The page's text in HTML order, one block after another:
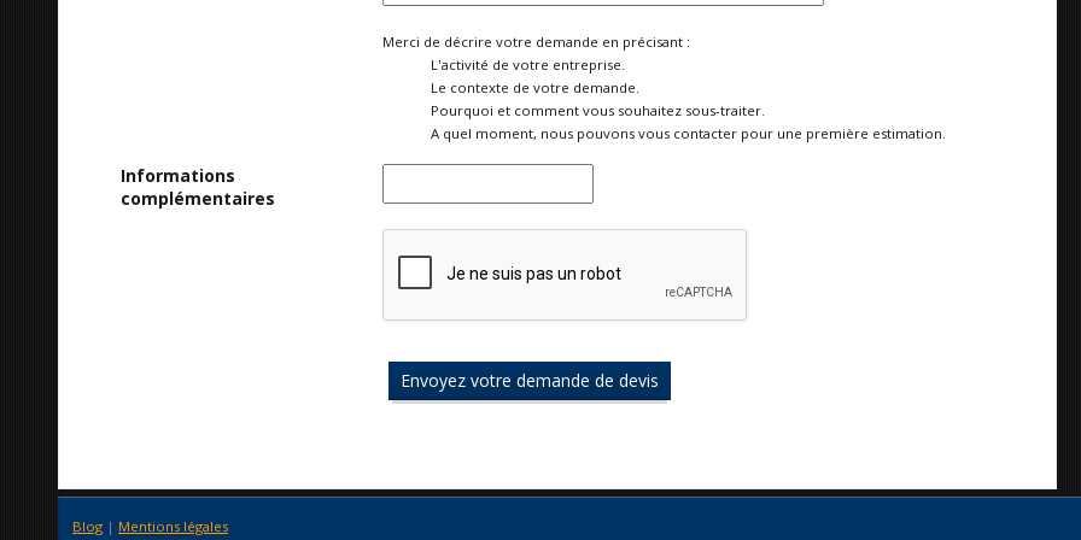
Merci de décrire votre demande en précisant :
L'activité de votre entreprise.
Le contexte de votre demande.
Pourquoi et comment vous souhaitez sous-traiter.
A quel moment, nous pouvons vous contacter pour une première estimation.
Informations
complémentaires
Blog | Mentions légales